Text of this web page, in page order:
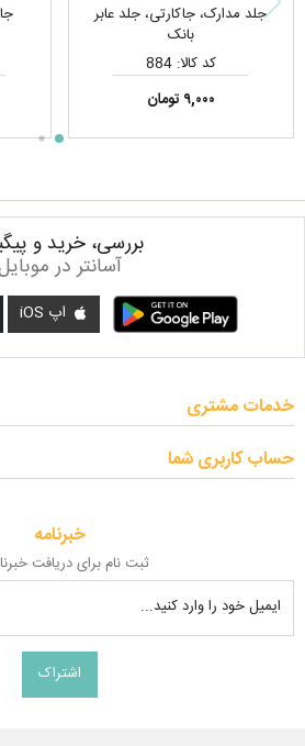
جلد مدارک، جاکارتی، جلد عابر
بانک
کد کالا: 884
۹,۰۰۰ تومان
بررسی، خرید و
آسانتر در
اپ iOS
خبرنامه
ثبت نام برای دریافت
ایمیل خود را وارد کنید...
اشتراک
خدمات مشتری
حساب کاربری شما